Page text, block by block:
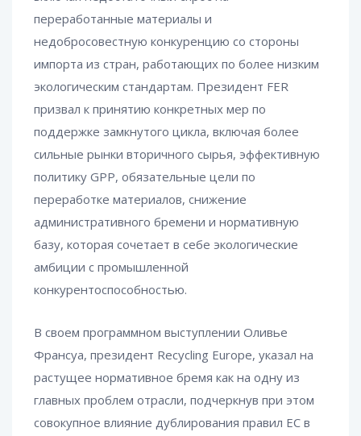
переработанные материалы и
недобросовестную конкуренцию со стороны
импорта из стран, работающих по более низким
экологическим стандартам. Президент FER
призвал к принятию конкретных мер по
поддержке замкнутого цикла, включая более
сильные рынки вторичного сырья, эффективную
политику GPP, обязательные цели по
переработке материалов, снижение
административного бремени и нормативную
базу, которая сочетает в себе экологические
амбиции с промышленной
конкурентоспособностью.
В своем программном выступлении Оливье
Франсуа, президент Recycling Europe, указал на
растущее нормативное бремя как на одну из
главных проблем отрасли, подчеркнув при этом
совокупное влияние дублирования правил ЕС в